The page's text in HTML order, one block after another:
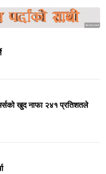
Sponsored
खुद नाफा २४१ प्रतिशतले